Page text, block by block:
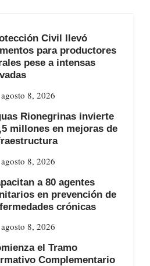
Civil llevó
para productores
pese a intensas
agosto 8, 2026
Rionegrinas invierte
millones en mejoras de
agosto 8, 2026
a 80 agentes
en prevención de
crónicas
agosto 8, 2026
el Tramo
Complementario